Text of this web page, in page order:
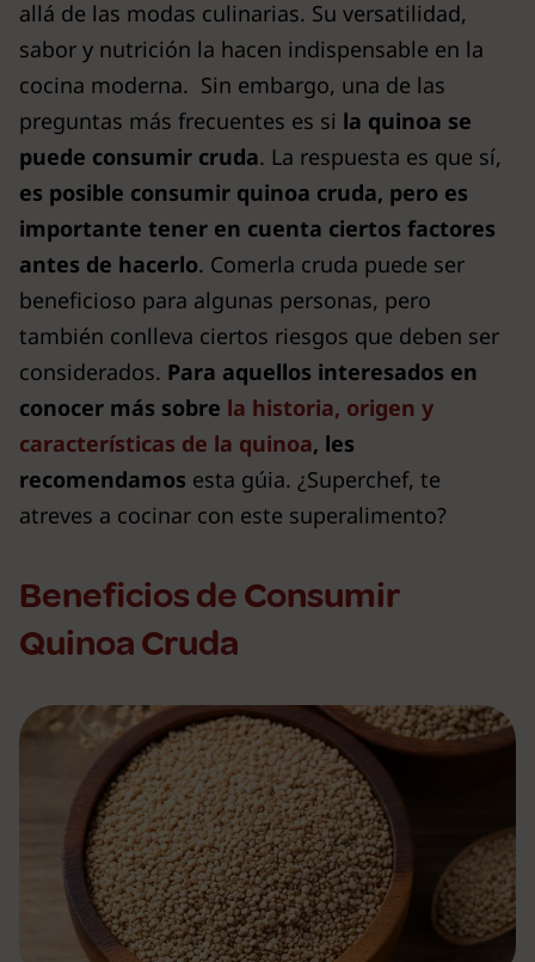
allá de las modas culinarias. Su versatilidad,
sabor y nutrición la hacen indispensable en la
cocina moderna. Sin embargo, una de las
preguntas más frecuentes es si la quinoa se
puede consumir cruda. La respuesta es que sí,
es posible consumir quinoa cruda, pero es
importante tener en cuenta ciertos factores
antes de hacerlo. Comerla cruda puede ser
beneficioso para algunas personas, pero
también conlleva ciertos riesgos que deben ser
considerados. Para aquellos interesados en
conocer más sobre la historia, origen y
características de la quinoa, les
recomendamos esta gúia. ¿Superchef, te
atreves a cocinar con este superalimento?
Beneficios de Consumir
Quinoa Cruda